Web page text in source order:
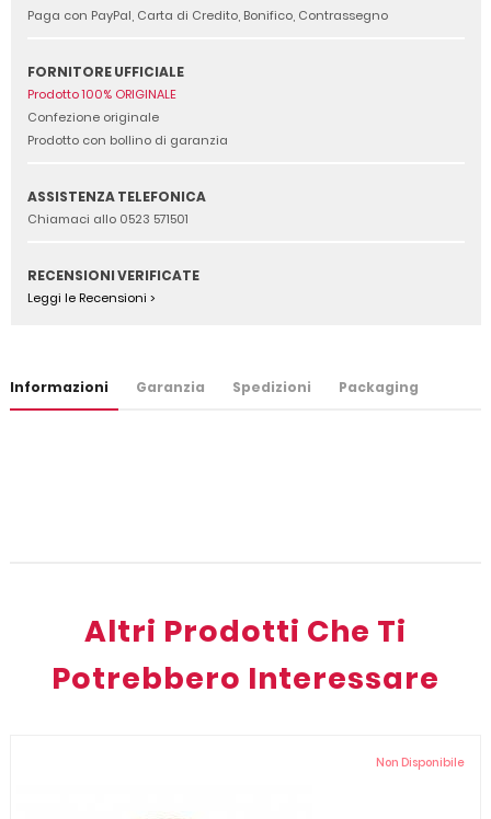
Paga con PayPal, Carta di Credito, Bonifico, Contrassegno
FORNITORE UFFICIALE
Prodotto 100% ORIGINALE
Confezione originale
Prodotto con bollino di garanzia
ASSISTENZA TELEFONICA
Chiamaci allo 0523 571501
RECENSIONI VERIFICATE
Leggi le Recensioni >
Informazioni Garanzia Spedizioni Packaging
Altri Prodotti Che Ti
Potrebbero Interessare
Non Disponibile